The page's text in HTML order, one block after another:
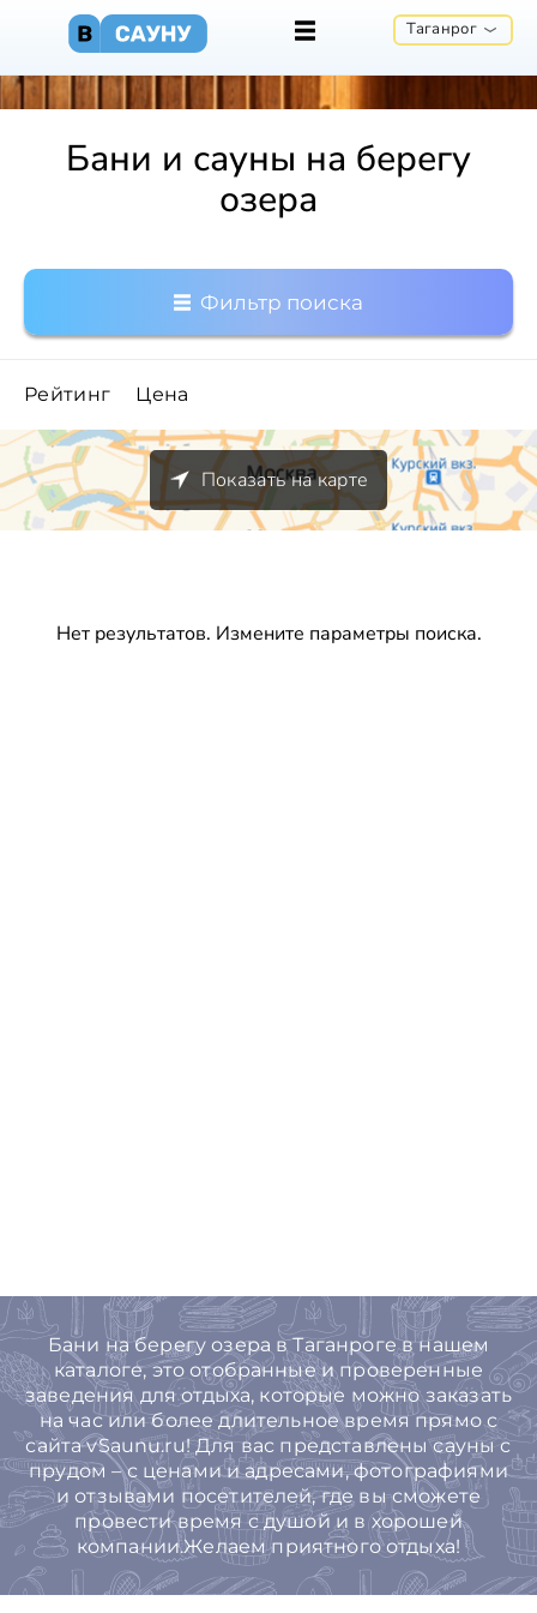
Таганрог
Бани и сауны на берегу
озера
Фильтр поиска
Рейтинг Цена
Показать на карте
Нет результатов. Измените параметры поиска.
Бани на берегу озера в Таганроге в нашем
каталоге, это отобранные и проверенные
заведения для отдыха, которые можно заказать
на час или более длительное время прямо с
сайта vSaunu.ru! Для вас представлены сауны с
прудом – с ценами и адресами, фотографиями
и отзывами посетителей, где вы сможете
провести время с душой и в хорошей
компании.Желаем приятного отдыха!